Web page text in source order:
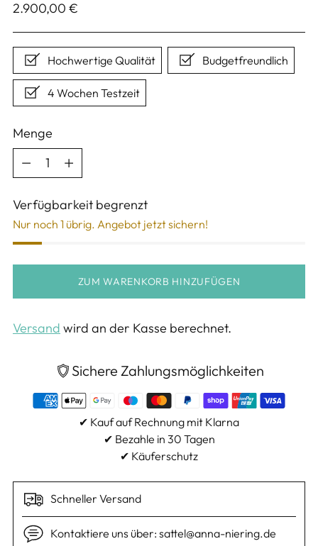
Regulärer
2.900,00 €
Hochwertige Qualität Budgetfreundlich
4 Wochen Testzeit
Menge
Menge
Verfügbarkeit begrenzt
Nur noch 1 übrig. Angebot jetzt sichern!
ZUM WARENKORB HINZUFÜGEN
Versand wird an der Kasse berechnet.
Sichere Zahlungsmöglichkeiten
✔ Kauf auf Rechnung mit Klarna
✔ Bezahle in 30 Tagen
✔ Käuferschutz
Schneller Versand
Kontaktiere uns über: sattel@anna-niering.de